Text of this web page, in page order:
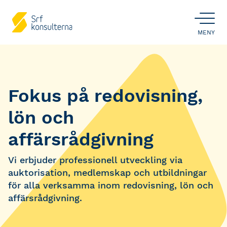
ÖPPNA
MENY
Fokus på redovisning,
lön och
affärsrådgivning
Vi erbjuder professionell utveckling via
auktorisation, medlemskap och utbildningar
för alla verksamma inom redovisning, lön och
affärsrådgivning.